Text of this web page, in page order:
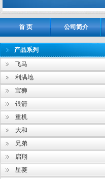
首 页 公司简介
产品系列
飞马
利满地
宝狮
银箭
重机
大和
兄弟
启翔
星菱